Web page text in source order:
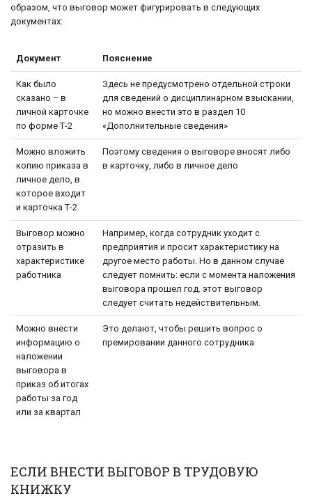
образом, что выговор может фигурировать в следующих
документах:
Документ Пояснение
Как было
сказано – в
личной карточке
по форме Т-2
Здесь не предусмотрено отдельной строки
для сведений о дисциплинарном взыскании,
но можно внести это в раздел 10
«Дополнительные сведения»
Можно вложить
копию приказа в
личное дело, в
которое входит
и карточка Т-2
Поэтому сведения о выговоре вносят либо
в карточку, либо в личное дело
Выговор можно
отразить в
характеристике
работника
Например, когда сотрудник уходит с
предприятия и просит характеристику на
другое место работы. Но в данном случае
следует помнить: если с момента наложения
выговора прошел год. этот выговор
следует считать недействительным.
Можно внести
информацию о
наложении
выговора в
приказ об итогах
работы за год
или за квартал
Это делают, чтобы решить вопрос о
премировании данного сотрудника
ЕСЛИ ВНЕСТИ ВЫГОВОР В ТРУДОВУЮ
КНИЖКУ